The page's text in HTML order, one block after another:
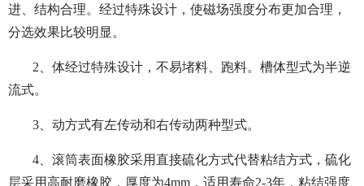
进、结构合理。经过特殊设计，使磁场强度分布更加合理，
分选效果比较明显。
2、体经过特殊设计，不易堵料、跑料。槽体型式为半逆
流式。
3、动方式有左传动和右传动两种型式。
4、滚筒表面橡胶采用直接硫化方式代替粘结方式，硫化
层采用高耐磨橡胶，厚度为4mm，适用寿命2-3年，粘结强度